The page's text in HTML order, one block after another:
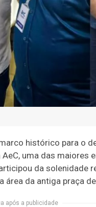
histórico para o
uma das maiores
da solenidade
área da antiga praça
após a publicidade